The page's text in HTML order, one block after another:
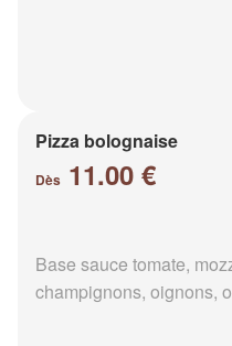
Pizza bolognaise
Dès 11.00 €
Base sauce tomate,
champignons, oignons,